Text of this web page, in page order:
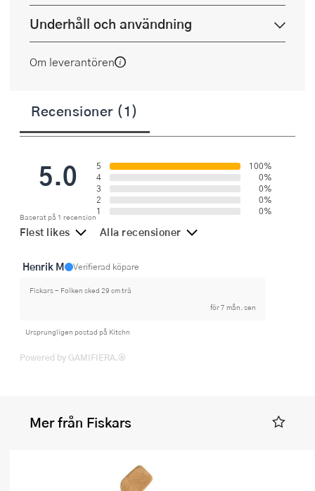
Underhåll och användning
Om leverantören
Recensioner (1)
5.0
Baserat på 1 recension
5
100%
4
0%
3
0%
2
0%
1
0%
Flest likes Alla recensioner
Henrik M Verifierad köpare
Fiskars - Folken sked 29 cm trä
för 7 mån. sen
Ursprungligen postad på Kitchn
Powered by GAMIFIERA.®
Mer från Fiskars